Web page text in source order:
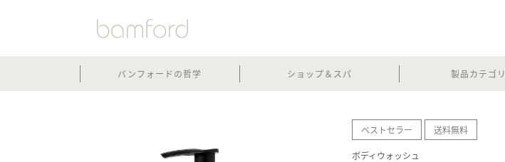
バンフォードの哲学 ショップ＆スパ 製品カテゴリ
ベストセラー 送料無料
ボディウォッシュ